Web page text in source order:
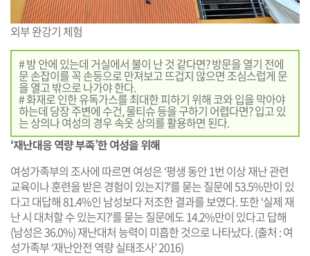
외부 완강기 체험
# 방 안에 있는데 거실에서 불이 난 것 같다면? 방문을 열기 전에
문 손잡이를 꼭 손등으로 만져보고 뜨겁지 않으면 조심스럽게 문
을 열고 밖으로 나가야 한다.
# 화재로 인한 유독가스를 최대한 피하기 위해 코와 입을 막아야
하는데 당장 주변에 수건, 물티슈 등을 구하기 어렵다면? 입고 있
는 상의나 여성의 경우 속옷 상의를 활용하면 된다.
‘재난대응 역량 부족’한 여성을 위해
여성가족부의 조사에 따르면 여성은 ‘평생 동안 1번 이상 재난 관련
교육이나 훈련을 받은 경험이 있는지?’를 묻는 질문에 53.5%만이 있
다고 대답해 81.4%인 남성보다 저조한 결과를 보였다. 또한 ‘실제 재
난 시 대처할 수 있는지?’를 묻는 질문에도 14.2%만이 있다고 답해
(남성은 36.0%) 재난대처 능력이 미흡한 것으로 나타났다. (출처 : 여
성가족부 ‘재난안전 역량 실태조사’ 2016)